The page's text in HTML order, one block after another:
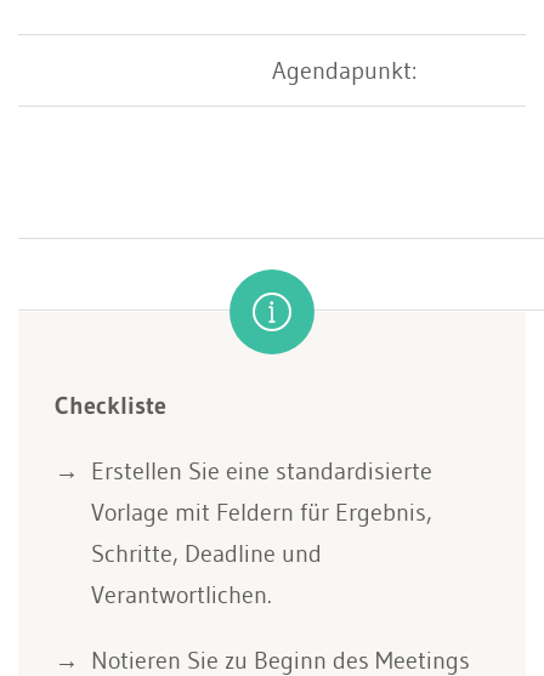
Agendapunkt:
Checkliste
Erstellen Sie eine standardisierte
Vorlage mit Feldern für Ergebnis,
Schritte, Deadline und
Verantwortlichen.
Notieren Sie zu Beginn des Meetings